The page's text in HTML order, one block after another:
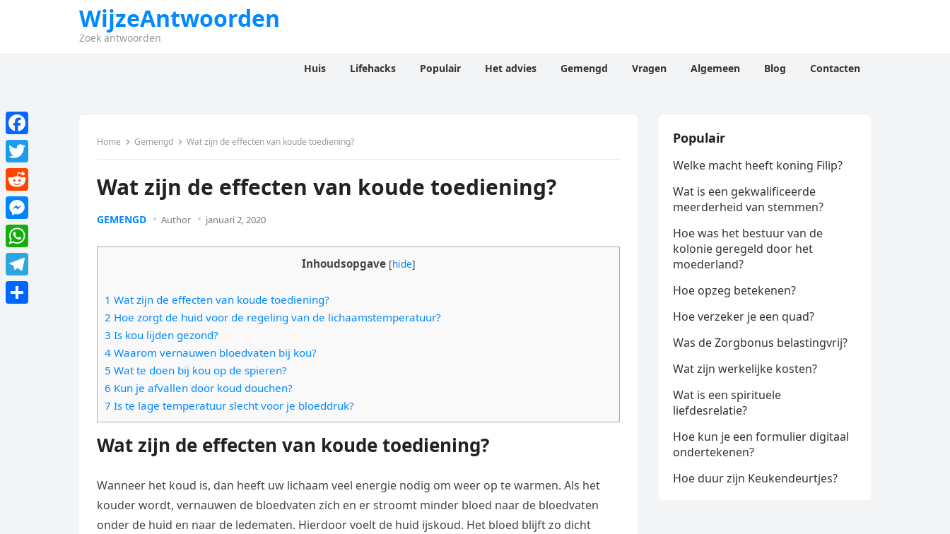
WijzeAntwoorden
Zoek antwoorden
Huis Lifehacks Populair Het advies Gemengd Vragen Algemeen Blog Contacten
Home Gemengd Wat zijn de effecten van koude toediening?
Wat zijn de effecten van koude toediening?
GEMENGD Author januari 2, 2020
Inhoudsopgave [hide]
1 Wat zijn de effecten van koude toediening?
2 Hoe zorgt de huid voor de regeling van de lichaamstemperatuur?
3 Is kou lijden gezond?
4 Waarom vernauwen bloedvaten bij kou?
5 Wat te doen bij kou op de spieren?
6 Kun je afvallen door koud douchen?
7 Is te lage temperatuur slecht voor je bloeddruk?
Wat zijn de effecten van koude toediening?
Wanneer het koud is, dan heeft uw lichaam veel energie nodig om weer op te warmen. Als het
kouder wordt, vernauwen de bloedvaten zich en er stroomt minder bloed naar de bloedvaten
onder de huid en naar de ledematen. Hierdoor voelt de huid ijskoud. Het bloed blijft zo dicht
Populair
Welke macht heeft koning Filip?
Wat is een gekwalificeerde
meerderheid van stemmen?
Hoe was het bestuur van de
kolonie geregeld door het
moederland?
Hoe opzeg betekenen?
Hoe verzeker je een quad?
Was de Zorgbonus belastingvrij?
Wat zijn werkelijke kosten?
Wat is een spirituele
liefdesrelatie?
Hoe kun je een formulier digitaal
ondertekenen?
Hoe duur zijn Keukendeurtjes?
F
a
c
e
b
o
o
k
T
w
i
t
t
e
R
e
d
d
M
e
s
s
W
h
a
T